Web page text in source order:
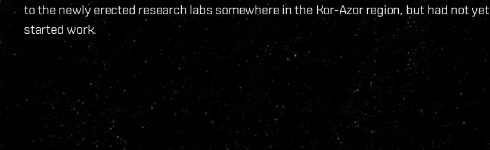
to the newly erected research labs somewhere in the Kor-Azor region, but had not yet
started work.